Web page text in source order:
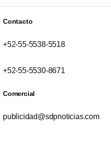
Contacto
+52-55-5538-5518
+52-55-5530-8671
Comercial
publicidad@sdpnoticias.com